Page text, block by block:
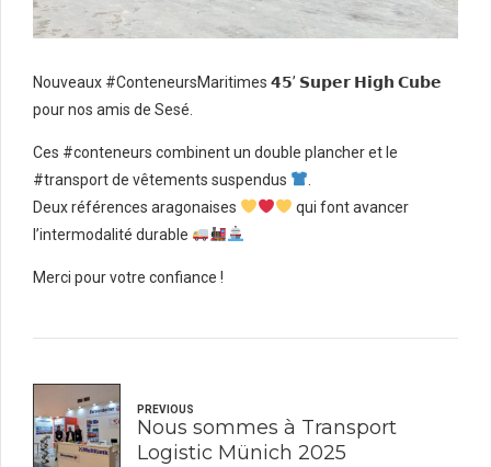
Nouveaux #ConteneursMaritimes 𝟰𝟱’ 𝗦𝘂𝗽𝗲𝗿 𝗛𝗶𝗴𝗵 𝗖𝘂𝗯𝗲
pour nos amis de Sesé.
Ces #conteneurs combinent un double plancher et le
#transport de vêtements suspendus
Deux références aragonaises
qui font avancer
l’intermodalité durable
Merci pour votre confiance !
PREVIOUS
Nous sommes à Transport
Logistic Münich 2025